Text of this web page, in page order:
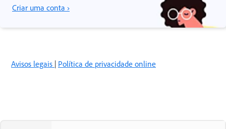
Criar uma conta ›
Avisos legais | Política de privacidade online